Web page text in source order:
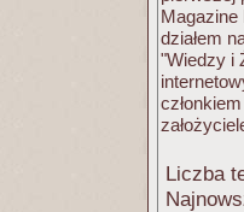
Magazine
działem
"Wiedzy i
Liczba